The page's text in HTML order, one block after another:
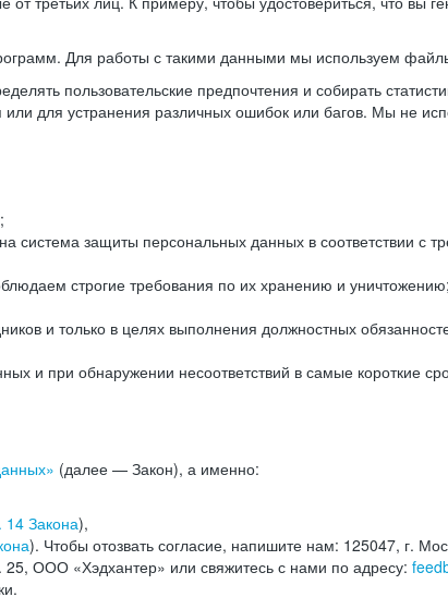
Для работы с такими данными мы используем
пользовательские предпочтения и собирать
для устранения различных ошибок или багов. Мы не
защиты персональных данных в соответствии с
строгие требования по их хранению и уничтожению;
и только в целях выполнения должностных
и при обнаружении несоответствий в самые короткие
(далее — Закон), а именно:
14 Закона),
). Чтобы отозвать согласие, напишите нам: 125047, г.
ООО «Хэдхантер» или свяжитесь с нами по адресу: